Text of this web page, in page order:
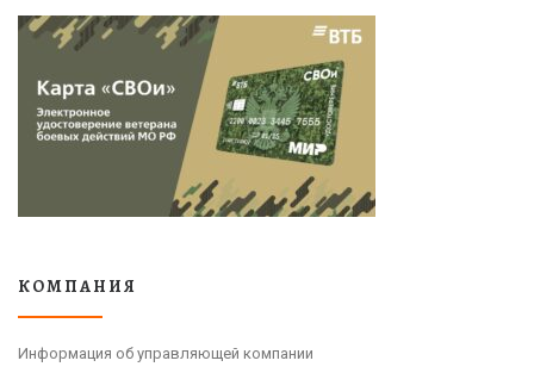
КОМПАНИЯ
Информация об управляющей компании